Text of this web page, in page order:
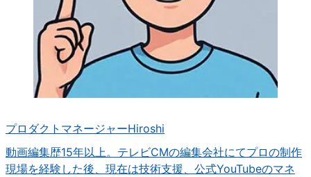
プロダクトマネージャーHiroshi
動画編集歴15年以上。テレビCMの編集会社にてプロの制作
現場を経験した後、現在は技術支援、公式YouTubeのマネ